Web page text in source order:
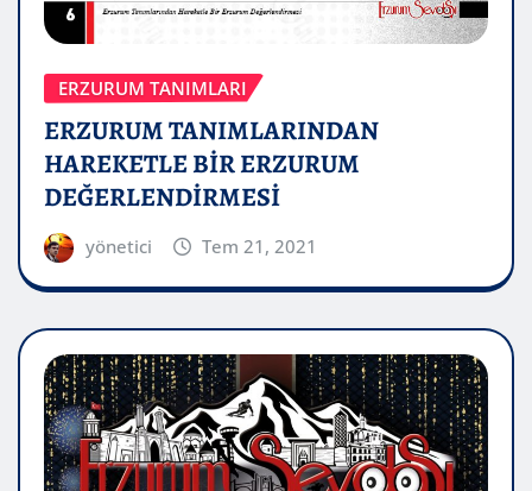
ERZURUM TANIMLARI
ERZURUM TANIMLARINDAN
HAREKETLE BİR ERZURUM
DEĞERLENDİRMESİ
yönetici Tem 21, 2021